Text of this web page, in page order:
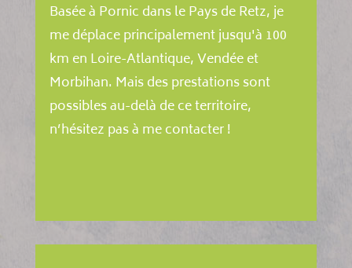
Basée à Pornic dans le Pays de Retz, je
me déplace principalement jusqu'à 100
km en Loire-Atlantique, Vendée et
Morbihan. Mais des prestations sont
possibles au-delà de ce territoire,
n’hésitez pas à me contacter !